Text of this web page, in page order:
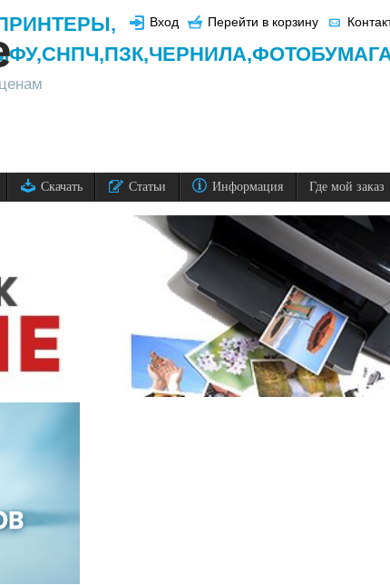
Вход Перейти в корзину
,
СНПЧ,ПЗК,ЧЕРНИЛА,
Скачать Статьи Информация Где мой заказ